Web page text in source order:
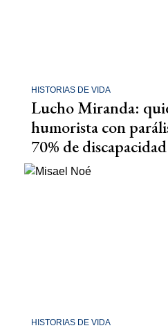
HISTORIAS DE VIDA
Lucho Miranda:
humorista con
70% de
HISTORIAS DE VIDA